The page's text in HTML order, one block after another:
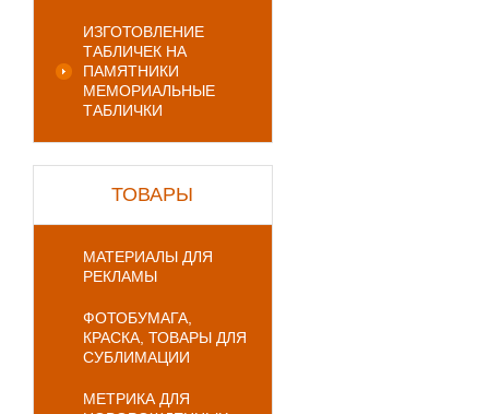
ИЗГОТОВЛЕНИЕ
ТАБЛИЧЕК НА
ПАМЯТНИКИ
МЕМОРИАЛЬНЫЕ
ТАБЛИЧКИ
ТОВАРЫ
МАТЕРИАЛЫ ДЛЯ
РЕКЛАМЫ
ФОТОБУМАГА,
КРАСКА, ТОВАРЫ ДЛЯ
СУБЛИМАЦИИ
МЕТРИКА ДЛЯ